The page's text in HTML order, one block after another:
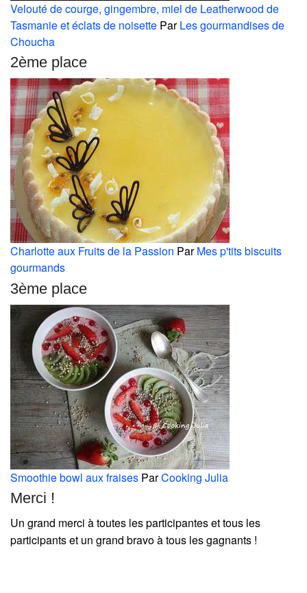
Velouté de courge, gingembre, miel de Leatherwood de
Tasmanie et éclats de noisette ParLes gourmandises de
Choucha
2ème place
Charlotte aux Fruits de la Passion ParMes p'tits biscuits
gourmands
3ème place
Smoothie bowl aux fraises ParCooking Julia
Merci !
Un grand merci à toutes les participantes et tous les
participants et un grand bravo à tous les gagnants !